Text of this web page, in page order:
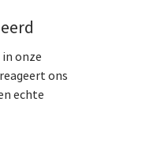
onze
ons
echte